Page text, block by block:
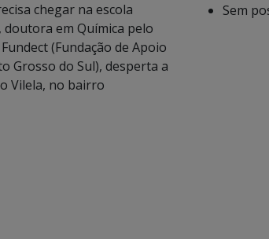
chegar na escola
doutora em Química pelo
(Fundação de Apoio
Grosso do Sul), desperta a
Vilela, no bairro
Sem